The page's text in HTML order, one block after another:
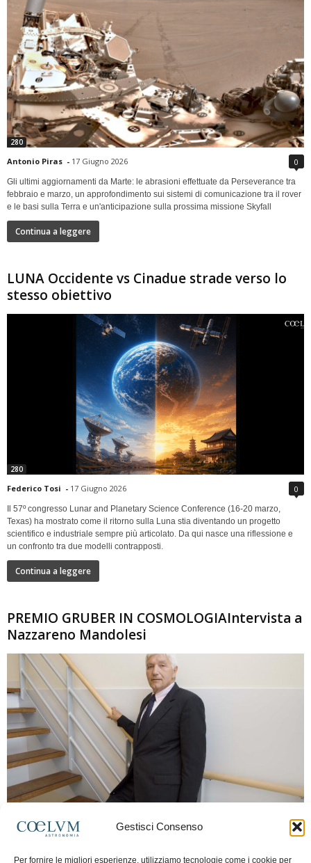
Gestisci Consenso
Per fornire le migliori esperienze, utilizziamo tecnologie come i cookie per
280
Antonio Piras - 17 Giugno 2026 0
Gli ultimi aggiornamenti da Marte: le abrasioni effettuate da Perseverance tra
febbraio e marzo, un approfondimento sui sistemi di comunicazione tra il rover
e le basi sulla Terra e un'anticipazione sulla prossima missione Skyfall
Continua a leggere
LUNA Occidente vs Cinadue strade verso lo
stesso obiettivo
280
Federico Tosi - 17 Giugno 2026 0
Il 57º congresso Lunar and Planetary Science Conference (16-20 marzo,
Texas) ha mostrato come il ritorno sulla Luna stia diventando un progetto
scientifico e industriale sempre più articolato. Da qui nasce una riflessione e
un confronto tra due modelli contrapposti.
Continua a leggere
PREMIO GRUBER IN COSMOLOGIAIntervista a
Nazzareno Mandolesi
Frida Paolella - 16 Giugno 2026 0
spaziale europea e della missione Planck. Il dialogo ripercorre i principali